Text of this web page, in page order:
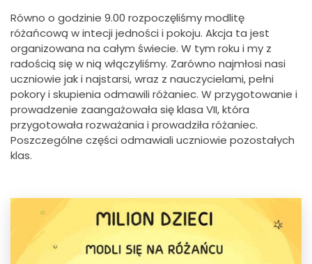
Równo o godzinie 9.00 rozpoczęliśmy modlitę
różańcową w intecji jedności i pokoju. Akcja ta jest
organizowana na całym świecie. W tym roku i my z
radością się w nią włączyliśmy. Zarówno najmłosi nasi
uczniowie jak i najstarsi, wraz z nauczycielami, pełni
pokory i skupienia odmawili różaniec. W przygotowanie i
prowadzenie zaangażowała się klasa VII, która
przygotowała rozważania i prowadziła różaniec.
Poszczególne części odmawiali uczniowie pozostałych
klas.